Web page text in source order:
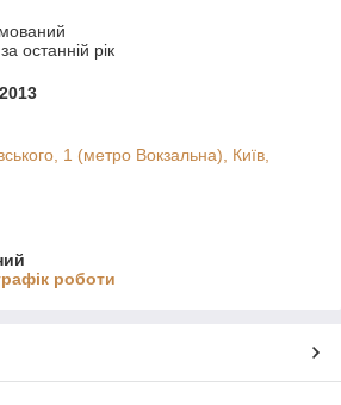
останній рік
1 (метро Вокзальна), Київ,
роботи